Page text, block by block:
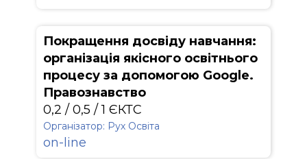
Покращення досвіду навчання:
організація якісного освітнього
процесу за допомогою Google.
Правознавство
0,2 / 0,5 / 1 ЄКТС
Організатор: Рух Освіта
on-line